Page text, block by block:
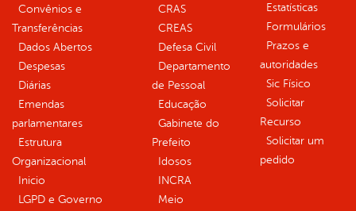
Convênios e
Transferências
Dados Abertos
Despesas
Diárias
Emendas
parlamentares
Estrutura
Organizacional
Inicio
LGPD e Governo
CRAS
CREAS
Defesa Civil
Departamento
de Pessoal
Educação
Gabinete do
Prefeito
Idosos
INCRA
Meio
Estatísticas
Formulários
Prazos e
autoridades
Sic Físico
Solicitar
Recurso
Solicitar um
pedido